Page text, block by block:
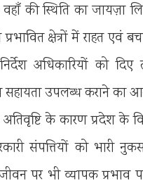
की स्थिति का जायज़ा
क्षेत्रों में राहत एवं
अधिकारियों को दिए
उपलब्ध कराने का
के कारण प्रदेश के
संपत्तियों को भारी
पर भी व्यापक प्रभाव